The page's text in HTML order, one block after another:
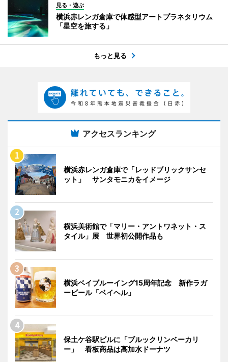
見る・遊ぶ
横浜赤レンガ倉庫で体感型アートプラネタリウム
「星空を旅する」
もっと見る
アクセスランキング
横浜赤レンガ倉庫で「レッドブリックサンセ
ット」 サンタモニカをイメージ
横浜美術館で「マリー・アントワネット・ス
タイル」展 世界初公開作品も
横浜ベイブルーイング15周年記念 新作ラガ
ービール「ベイヘル」
保土ケ谷駅ビルに「ブルックリンベーカリ
ー」 看板商品は高加水ドーナツ